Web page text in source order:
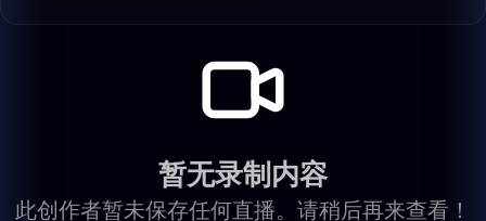
暂无录制内容
此创作者暂未保存任何直播。请稍后再来查看！